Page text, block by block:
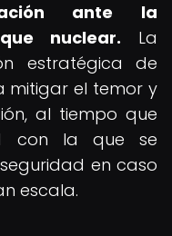
ante la
nuclear. La
estratégica de
mitigar el temor y
al tiempo que
con la que se
en caso
escala.